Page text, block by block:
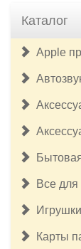
Каталог
Apple
Все для
Игрушки
Карты